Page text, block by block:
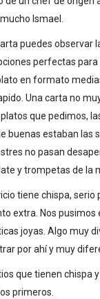
Ismael.
puedes observar
perfectas
en formato
Una carta no
platos que pedimos,
buenas estaban las
no pasan
y trompetas de la
tiene chispa,
extra. Nos pusimos
joyas. Algo muy
por ahí y muy
que tienen chispa
primeros.